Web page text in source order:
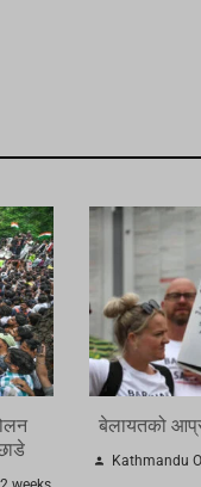
बेलायतको
Kathmandu